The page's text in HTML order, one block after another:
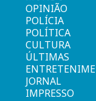
OPINIÃO
POLÍCIA
POLÍTICA
CULTURA
ÚLTIMAS
JORNAL
IMPRESSO